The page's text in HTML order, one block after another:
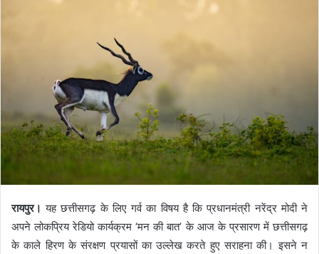
रायपुर। यह छत्तीसगढ़ के लिए गर्व का विषय है कि प्रधानमंत्री नरेंद्र मोदी ने
अपने लोकप्रिय रेडियो कार्यक्रम ‘मन की बात’ के आज के प्रसारण में छत्तीसगढ़
के काले हिरण के संरक्षण प्रयासों का उल्लेख करते हुए सराहना की। इसने न